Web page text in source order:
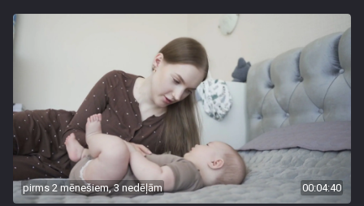
pirms 2 mēnešiem, 3 nedēļām 00:04:40